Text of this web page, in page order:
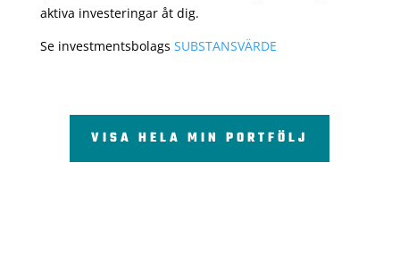
aktiva investeringar åt dig.
Se investmentsbolags SUBSTANSVÄRDE
VISA HELA MIN PORTFÖLJ